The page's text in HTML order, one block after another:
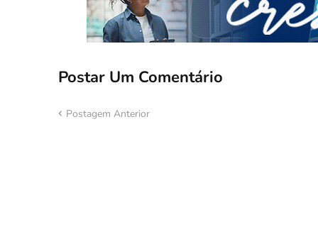
Postar Um Comentário
Postagem Anterior